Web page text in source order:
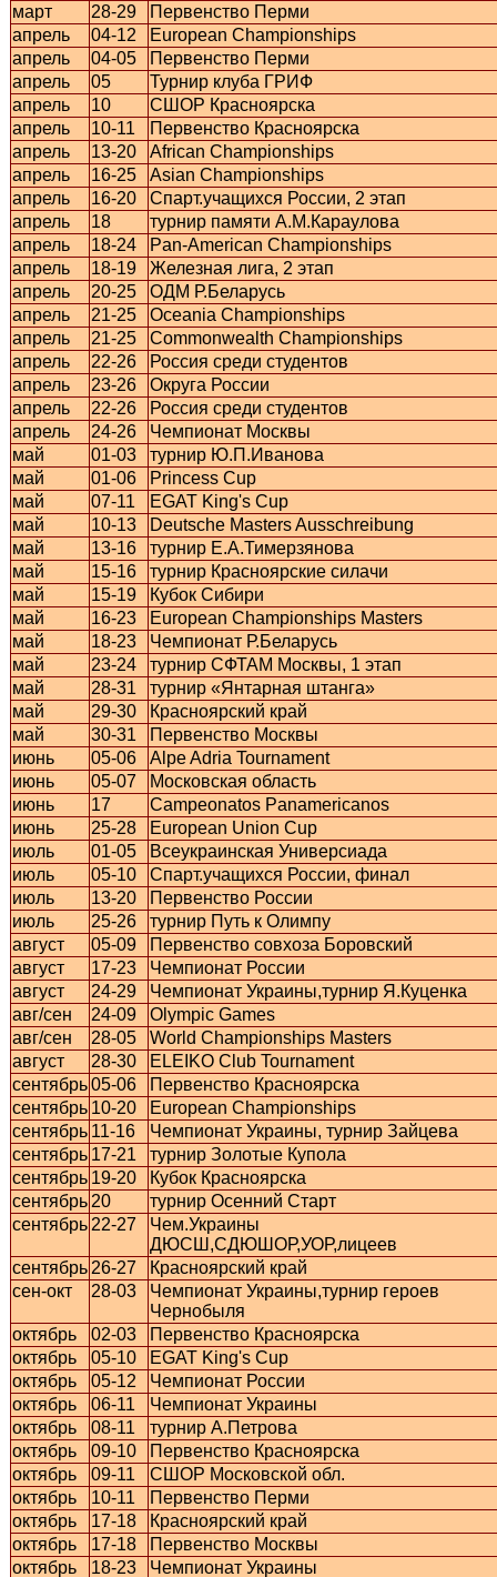
март
28-29
Первенство Перми
апрель
04-12
European Championships
апрель
04-05
Первенство Перми
апрель
05
Турнир клуба ГРИФ
апрель
10
СШОР Красноярска
апрель
10-11
Первенство Красноярска
апрель
13-20
African Championships
апрель
16-25
Asian Championships
апрель
16-20
Спарт.учащихся России, 2 этап
апрель
18
турнир памяти А.М.Караулова
апрель
18-24
Pan-American Championships
апрель
18-19
Железная лига, 2 этап
апрель
20-25
ОДМ Р.Беларусь
апрель
21-25
Oceania Championships
апрель
21-25
Commonwealth Championships
апрель
22-26
Россия среди студентов
апрель
23-26
Округа России
апрель
22-26
Россия среди студентов
апрель
24-26
Чемпионат Москвы
май
01-03
турнир Ю.П.Иванова
май
01-06
Princess Cup
май
07-11
EGAT King's Cup
май
10-13
Deutsche Masters Ausschreibung
май
13-16
турнир Е.А.Тимерзянова
май
15-16
турнир Красноярские силачи
май
15-19
Кубок Сибири
май
16-23
European Championships Masters
май
18-23
Чемпионат Р.Беларусь
май
23-24
турнир СФТАМ Москвы, 1 этап
май
28-31
турнир «Янтарная штанга»
май
29-30
Красноярский край
май
30-31
Первенство Москвы
июнь
05-06
Alpe Adria Tournament
июнь
05-07
Московская область
июнь
17
Campeonatos Panamericanos
июнь
25-28
European Union Cup
июль
01-05
Всеукраинская Универсиада
июль
05-10
Спарт.учащихся России, финал
июль
13-20
Первенство России
июль
25-26
турнир Путь к Олимпу
август
05-09
Первенство совхоза Боровский
август
17-23
Чемпионат России
август
24-29
Чемпионат Украины,турнир Я.Куценка
авг/сен
24-09
Olympic Games
авг/сен
28-05
World Championships Masters
август
28-30
ELEIKO Club Tournament
сентябрь05-06
Первенство Красноярска
сентябрь 10-20
European Championships
сентябрь 11-16
Чемпионат Украины, турнир Зайцева
сентябрь 17-21
турнир Золотые Купола
сентябрь 19-20
Кубок Красноярска
сентябрь 20
турнир Осенний Старт
сентябрь 22-27
Чем.Украины
ДЮСШ,СДЮШОР,УОР,лицеев
сентябрь 26-27
Красноярский край
сен-окт
28-03
Чемпионат Украины,турнир героев
Чернобыля
октябрь
02-03
Первенство Красноярска
октябрь
05-10
EGAT King's Cup
октябрь
05-12
Чемпионат России
октябрь
06-11
Чемпионат Украины
октябрь
08-11
турнир А.Петрова
октябрь
09-10
Первенство Красноярска
октябрь
09-11
СШОР Московской обл.
октябрь
10-11
Первенство Перми
октябрь
17-18
Красноярский край
октябрь
17-18
Первенство Москвы
октябрь
18-23 Чемпионат Украины